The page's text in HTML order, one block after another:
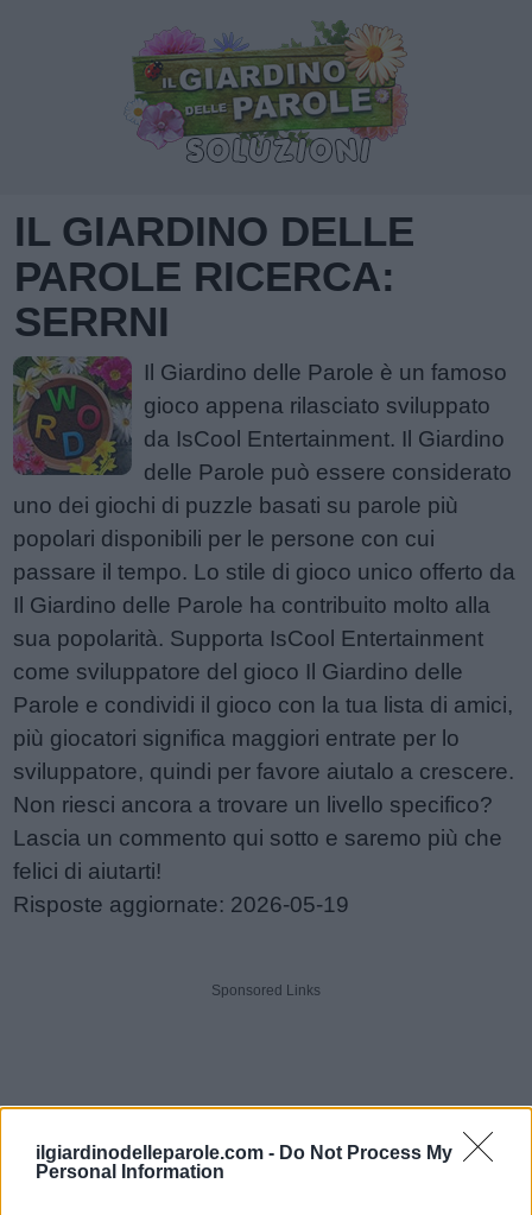
ilgiardinodelleparole.com - Do Not Process My
Personal Information
IL GIARDINO DELLE
PAROLE RICERCA:
SERRNI
Il Giardino delle Parole è un famoso
gioco appena rilasciato sviluppato
da IsCool Entertainment. Il Giardino
delle Parole può essere considerato
uno dei giochi di puzzle basati su parole più
popolari disponibili per le persone con cui
passare il tempo. Lo stile di gioco unico offerto da
Il Giardino delle Parole ha contribuito molto alla
sua popolarità. Supporta IsCool Entertainment
come sviluppatore del gioco Il Giardino delle
Parole e condividi il gioco con la tua lista di amici,
più giocatori significa maggiori entrate per lo
sviluppatore, quindi per favore aiutalo a crescere.
Non riesci ancora a trovare un livello specifico?
Lascia un commento qui sotto e saremo più che
felici di aiutarti!
Risposte aggiornate: 2026-05-19
Sponsored Links